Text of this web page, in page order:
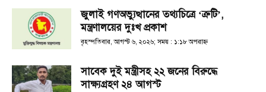
জুলাই গণঅভ্যুত্থানের তথ্যচিত্রে ‘ত্রুটি’,
মন্ত্রণালয়ের দুঃখ প্রকাশ
বৃহস্পতিবার, আগস্ট ৬, ২০২৬; সময় : ১:১৮ অপরাহ্ণ
সাবেক দুই মন্ত্রীসহ ২২ জনের বিরুদ্ধে
সাক্ষ্যগ্রহণ ২৪ আগস্ট